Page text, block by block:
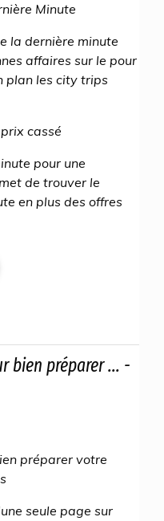
Minute
la dernière minute
affaires sur le pour
plan les city trips
cassé
pour une
de trouver le
en plus des offres
bien préparer ... -
préparer votre
seule page sur